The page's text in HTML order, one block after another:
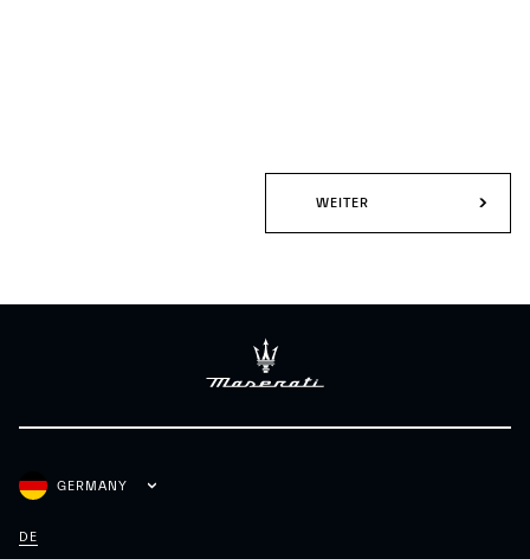
WEITER
GERMANY
DE